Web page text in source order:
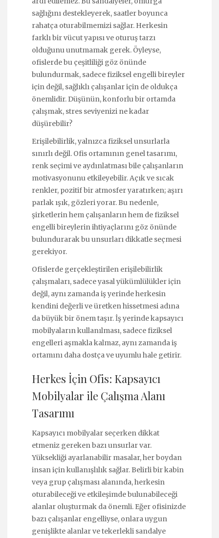
sağlığını destekleyerek, saatler boyunca
rahatça oturabilmemizi sağlar. Herkesin
farklı bir vücut yapısı ve oturuş tarzı
olduğunu unutmamak gerek. Öyleyse,
ofislerde bu çeşitliliği göz önünde
bulundurmak, sadece fiziksel engelli bireyler
için değil, sağlıklı çalışanlar için de oldukça
önemlidir. Düşünün, konforlu bir ortamda
çalışmak, stres seviyenizi ne kadar
düşürebilir?
Erişilebilirlik, yalnızca fiziksel unsurlarla
sınırlı değil. Ofis ortamının genel tasarımı,
renk seçimi ve aydınlatması bile çalışanların
motivasyonunu etkileyebilir. Açık ve sıcak
renkler, pozitif bir atmosfer yaratırken; aşırı
parlak ışık, gözleri yorar. Bu nedenle,
şirketlerin hem çalışanların hem de fiziksel
engelli bireylerin ihtiyaçlarını göz önünde
bulundurarak bu unsurları dikkatle seçmesi
gerekiyor.
Ofislerde gerçekleştirilen erişilebilirlik
çalışmaları, sadece yasal yükümlülükler için
değil, aynı zamanda iş yerinde herkesin
kendini değerli ve üretken hissetmesi adına
da büyük bir önem taşır. İş yerinde kapsayıcı
mobilyaların kullanılması, sadece fiziksel
engelleri aşmakla kalmaz, aynı zamanda iş
ortamını daha dostça ve uyumlu hale getirir.
Herkes İçin Ofis: Kapsayıcı
Mobilyalar ile Çalışma Alanı
Tasarımı
Kapsayıcı mobilyalar seçerken dikkat
etmeniz gereken bazı unsurlar var.
Yüksekliği ayarlanabilir masalar, her boydan
insan için kullanışlılık sağlar. Belirli bir kabin
veya grup çalışması alanında, herkesin
oturabileceği ve etkileşimde bulunabileceği
alanlar oluşturmak da önemli. Eğer ofisinizde
bazı çalışanlar engelliyse, onlara uygun
genişlikte alanlar ve tekerlekli sandalye